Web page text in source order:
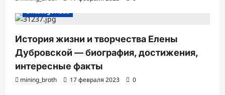
Uncategorised
История жизни и творчества Елены
Дубровской — биография, достижения,
интересные факты
mining_broth 17 февраля 2023 0